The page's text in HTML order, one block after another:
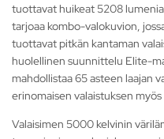
tuottavat huikeat 5208
tarjoaa kombo-valokuvion,
tuottavat pitkän kantaman
huolellinen suunnittelu Elite-
mahdollistaa 65 asteen laajan
erinomaisen valaistuksen
Valaisimen 5000 kelvinin